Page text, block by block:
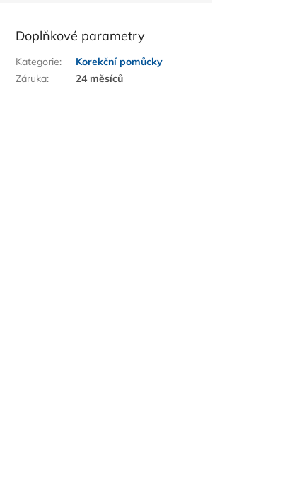
Doplňkové parametry
Kategorie:
Korekční pomůcky
Záruka: 24 měsíců